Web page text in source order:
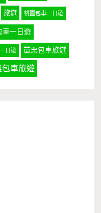
旅遊 桃園包車一日遊
車一日遊
日遊 苗栗包車旅遊
包車旅遊